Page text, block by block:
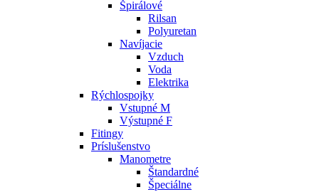
Špirálové
Rilsan
Polyuretan
Navíjacie
Vzduch
Voda
Elektrika
Rýchlospojky
Vstupné M
Výstupné F
Fitingy
Príslušenstvo
Manometre
Štandardné
Špeciálne